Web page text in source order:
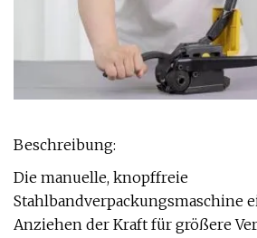
Beschreibung:
Die manuelle, knopffreie
Stahlbandverpackungsmaschine
Anziehen der Kraft für größere